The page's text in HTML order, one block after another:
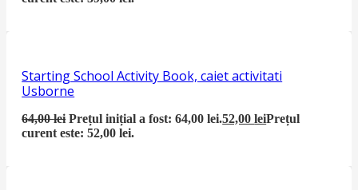
Starting School Activity Book, caiet activitati
Usborne
64,00lei Prețul inițial a fost: 64,00 lei.52,00leiPrețul
curent este: 52,00 lei.